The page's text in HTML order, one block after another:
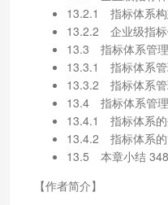
13.2.1 指标体系构
13.2.2 企业级指标
13.3 指标体系管
13.3.1 指标体系管
13.3.2 指标体系管
13.4 指标体系管
13.4.1 指标体系
13.4.2 指标体系的
13.5 本章小结 348
【作者简介】